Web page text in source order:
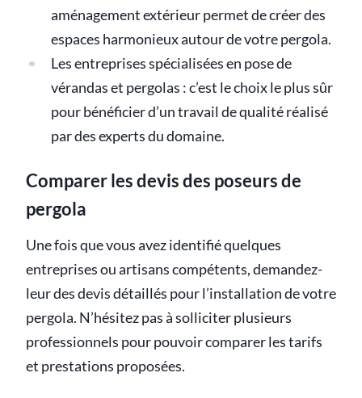
aménagement extérieur permet de créer des
espaces harmonieux autour de votre pergola.
Les entreprises spécialisées en pose de
vérandas et pergolas : c’est le choix le plus sûr
pour bénéficier d’un travail de qualité réalisé
par des experts du domaine.
Comparer les devis des poseurs de
pergola
Une fois que vous avez identifié quelques
entreprises ou artisans compétents, demandez-
leur des devis détaillés pour l’installation de votre
pergola. N’hésitez pas à solliciter plusieurs
professionnels pour pouvoir comparer les tarifs
et prestations proposées.